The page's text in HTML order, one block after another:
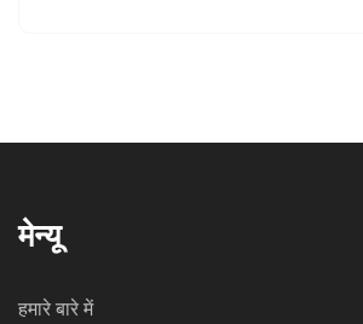
मेन्यू
हमारे बारे में